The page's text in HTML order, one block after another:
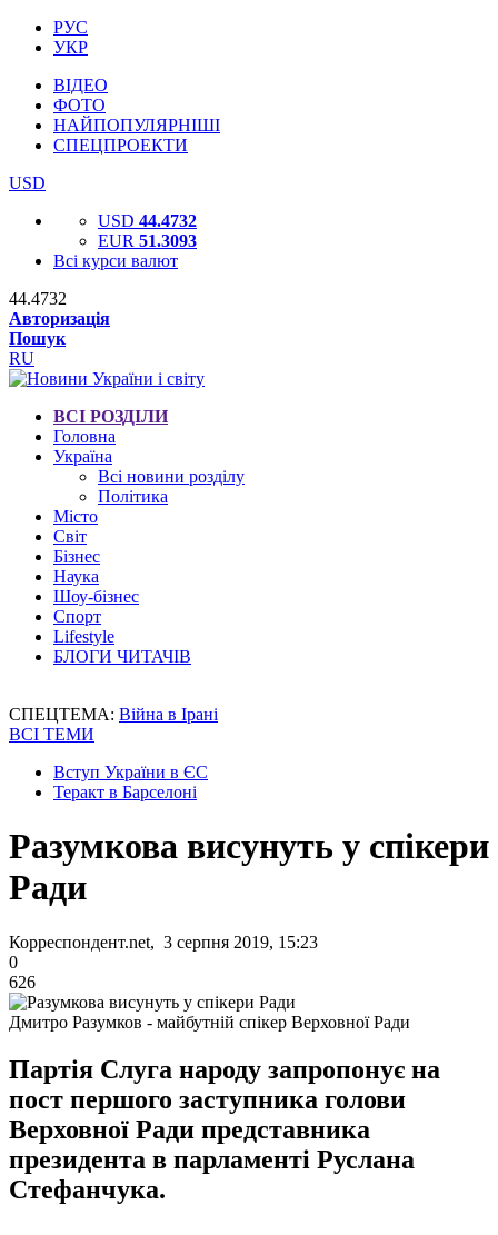
РУС
УКР
ВІДЕО
ФОТО
НАЙПОПУЛЯРНІШІ
СПЕЦПРОЕКТИ
USD
USD 44.4732
EUR 51.3093
Всі курси валют
44.4732
Авторизація
Пошук
RU
ВСІ РОЗДІЛИ
Головна
Україна
Всі новини розділу
Політика
Місто
Світ
Бізнес
Наука
Шоу-бізнес
Спорт
Lifestyle
БЛОГИ ЧИТАЧІВ
СПЕЦТЕМА: Війна в Ірані
ВСІ ТЕМИ
Вступ України в ЄС
Теракт в Барселоні
Разумкова висунуть у спікери
Ради
Корреспондент.net, 3 серпня 2019, 15:23
0
626
Дмитро Разумков - майбутній спікер Верховної Ради
Партія Слуга народу запропонує на
пост першого заступника голови
Верховної Ради представника
президента в парламенті Руслана
Стефанчука.